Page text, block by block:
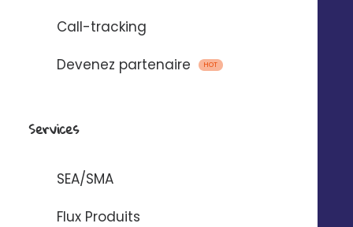
Call-tracking
Devenez partenaire
HOT
Services
SEA/SMA
Flux Produits
communautés locales sur les principaux
réseaux sociaux (Facebook, Instagram et